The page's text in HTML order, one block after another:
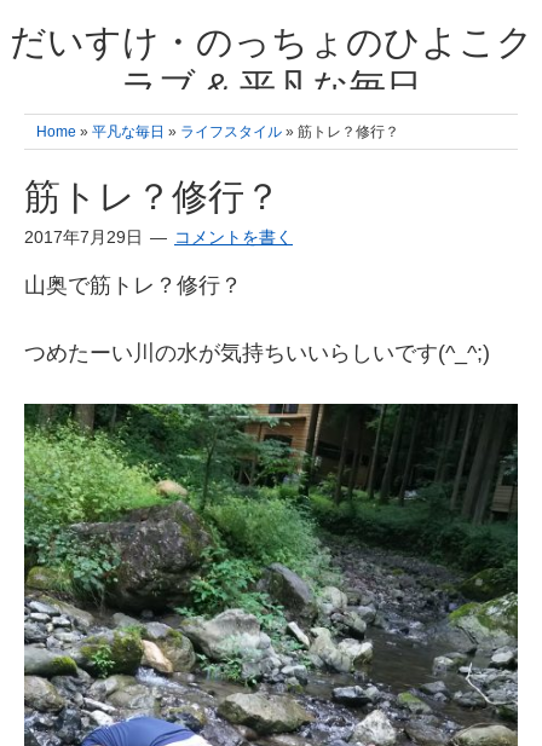
だいすけ・のっちょのひよこク
ラブ & 平凡な毎日
我が家の3人のひよこ成長日記と雑記 何十年後かに、大きくなったひよ
こ達とこの成長記を読み返すことを夢見て。& 3児ママの平凡日記 日々
Home » 平凡な毎日 » ライフスタイル » 筋トレ？修行？
筋トレ？修行？
2017年7月29日 コメントを書く
山奥で筋トレ？修行？
つめたーい川の水が気持ちいいらしいです(^_^;)